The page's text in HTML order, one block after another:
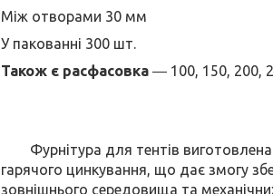
Між отворами 30 мм
У пакованні 300 шт.
Також є расфасовка ― 100, 150, 200,
Фурнітура для тентів виготовлена
гарячого цинкування, що дає змогу
зовнішнього середовища та